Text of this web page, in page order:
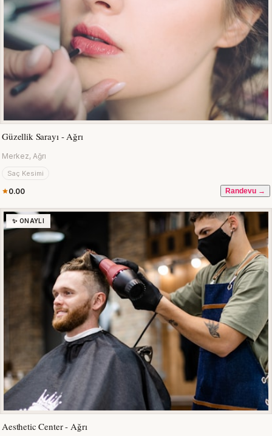
Güzellik Sarayı - Ağrı
Merkez, Ağrı
Saç Kesimi
0.00 Randevu →
✨ ONAYLI
Aesthetic Center - Ağrı